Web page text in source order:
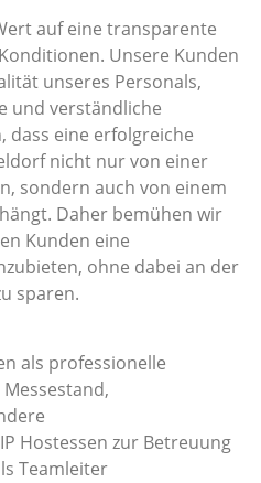
auf eine transparente
Unsere Kunden
unseres Personals,
und verständliche
dass eine erfolgreiche
nicht nur von einer
sondern auch von einem
Daher bemühen wir
Kunden eine
ohne dabei an der
sparen.
als professionelle
Hostessen zur Betreuung
Teamleiter